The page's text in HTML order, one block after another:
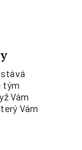
tým
Vám
Vám